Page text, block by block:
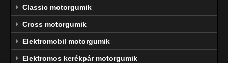
Classic motorgumik
Cross motorgumik
Elektromobil motorgumik
Elektromos kerékpár motorgumik